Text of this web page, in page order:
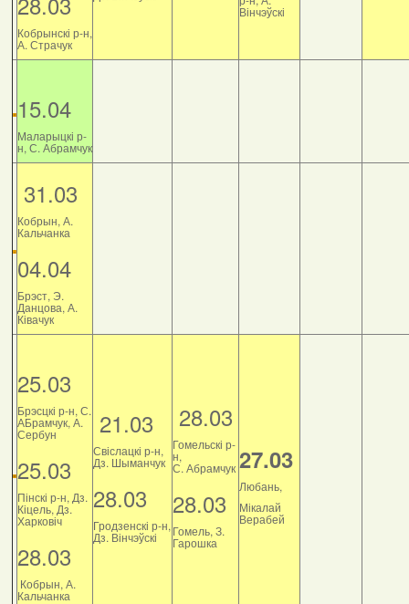
Кобрынскі р-н,
А. Страчук
Вінчэўскі
15.04
Маларыцкі р-
н, С. Абрамчук
31.03
Кобрын, А.
Кальчанка
04.04
Брэст, Э.
Данцова, А.
Ківачук
25.03
Брэсцкі р-н, С.
АБрамчук, А.
Сербун
25.03
Пінскі р-н, Дз.
Кіцель, Дз.
Харковіч
28.03
Кобрын, А.
Кальчанка
21.03
Свіслацкі р-н,
Дз. Шыманчук
28.03
Гродзенскі р-н,
Дз. Вінчэўскі
28.03
Гомельскі р-
н,
С. Абрамчук
28.03
Гомель, З.
Гарошка
27.03
Любань,
Мікалай
Верабей